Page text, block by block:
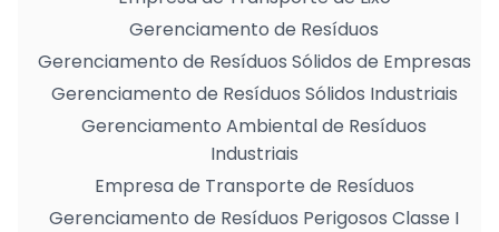
Gerenciamento de Resíduos
Gerenciamento de Resíduos Sólidos de Empresas
Gerenciamento de Resíduos Sólidos Industriais
Gerenciamento Ambiental de Resíduos
Industriais
Empresa de Transporte de Resíduos
Gerenciamento de Resíduos Perigosos Classe I